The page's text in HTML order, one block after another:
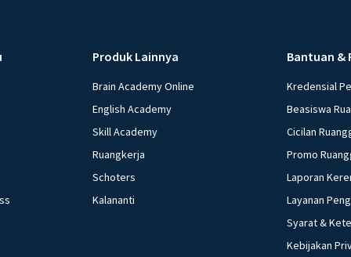
Produk Lainnya
Brain Academy Online
English Academy
Skill Academy
Ruangkerja
Schoters
Kalananti
Bantuan &
Kredensial
Beasiswa
Cicilan
Promo
Laporan
Layanan
Syarat &
Kebijakan